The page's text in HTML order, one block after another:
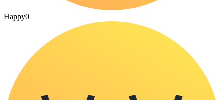
Happy0